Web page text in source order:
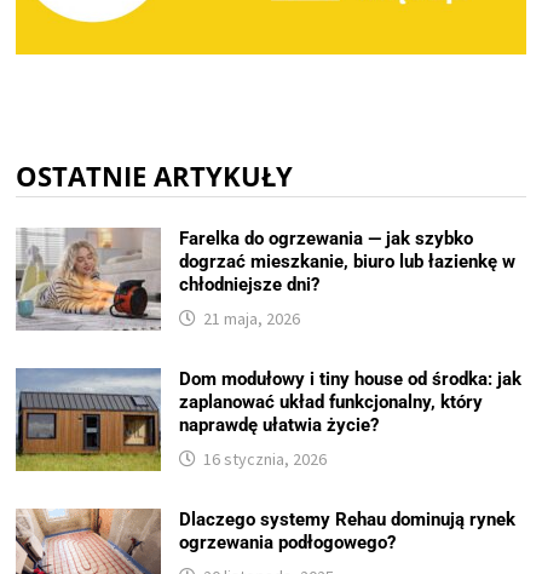
OSTATNIE ARTYKUŁY
Farelka do ogrzewania — jak szybko
dogrzać mieszkanie, biuro lub łazienkę w
chłodniejsze dni?
21 maja, 2026
Dom modułowy i tiny house od środka: jak
zaplanować układ funkcjonalny, który
naprawdę ułatwia życie?
16 stycznia, 2026
Dlaczego systemy Rehau dominują rynek
ogrzewania podłogowego?